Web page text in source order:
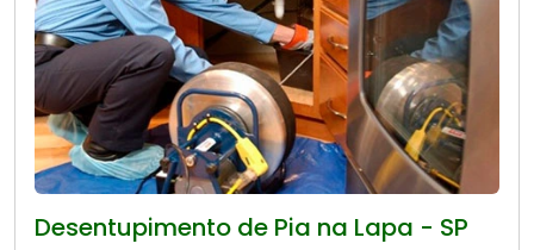
Desentupimento de Pia na Lapa - SP